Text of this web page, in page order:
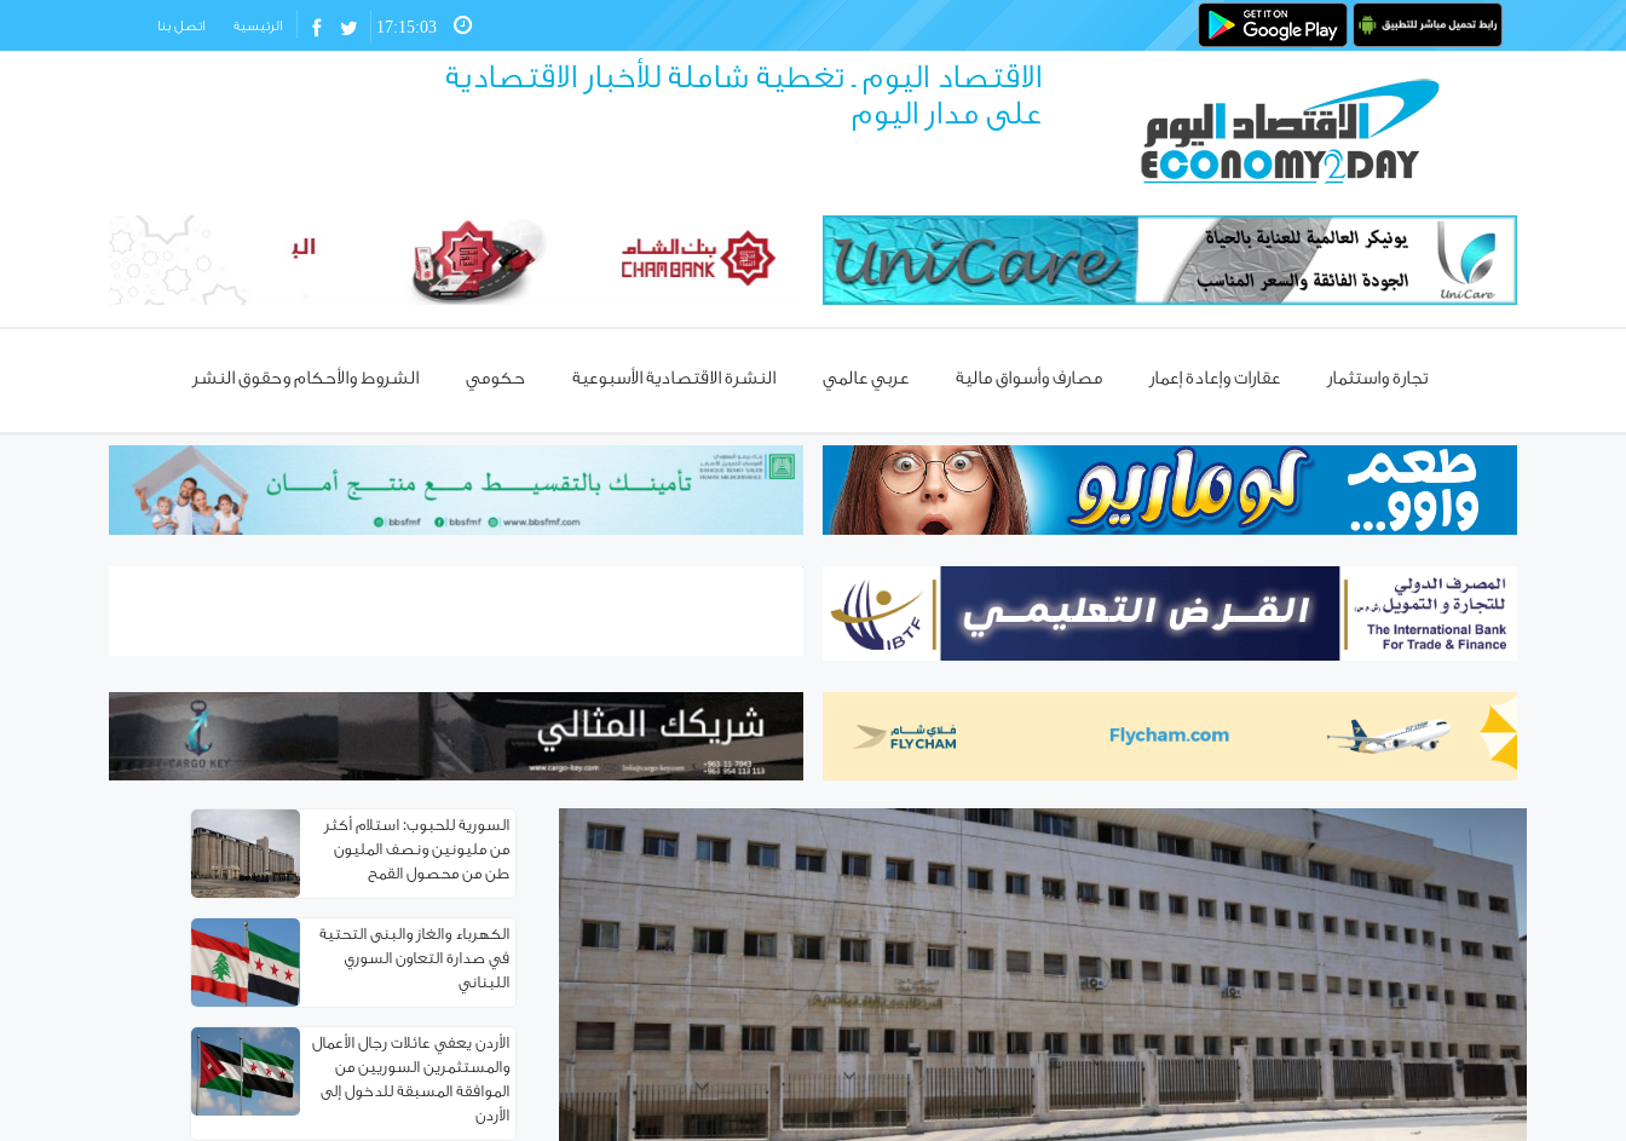
17:15:05 الرئيسية اتصل بنا
الاقتصاد اليوم ـ تغطية شاملة للأخبار الاقتصادية
على مدار اليوم
تجارة واستثمار عقارات وإعادة إعمار مصارف وأسواق مالية عربي عالمي النشرة الاقتصادية الأسبوعية حكومي الشروط والأحكام وحقوق النشر
مسؤول تركي: غياب العمالة
الأحذية!
استئناف مرور شاحنات النفط
العراقي عبر حمص
سوريا.. خدمة تأسيس
الشركات إلكترونياً
السورية للحبوب: استلام أكثر
من مليونين ونصف المليون
طن من ‌‏محصول القمح ‏
الكهرباء والغاز والبنى التحتية
في صدارة التعاون السوري
اللبناني
الأردن يعفي عائلات رجال الأعمال
والمستثمرين السوريين من
الموافقة المسبقة للدخول إلى
الأردن